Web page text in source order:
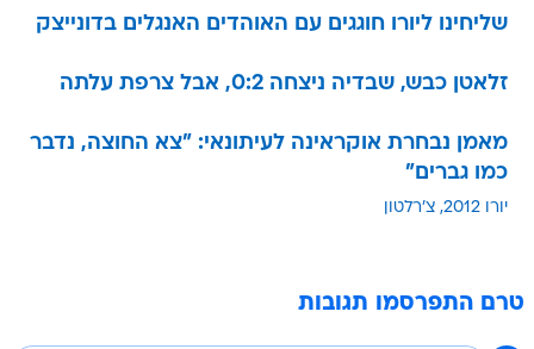
שליחינו ליורו חוגגים עם האוהדים האנגלים בדונייצק
זלאטן כבש, שבדיה ניצחה 0:2, אבל צרפת עלתה
מאמן נבחרת אוקראינה לעיתונאי: "צא החוצה, נדבר
כמו גברים"
יורו 2012 צ'רלטון
טרם התפרסמו תגובות